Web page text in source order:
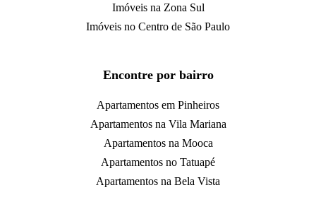
Imóveis na Zona Sul
Imóveis no Centro de São Paulo
Encontre por bairro
Apartamentos em Pinheiros
Apartamentos na Vila Mariana
Apartamentos na Mooca
Apartamentos no Tatuapé
Apartamentos na Bela Vista